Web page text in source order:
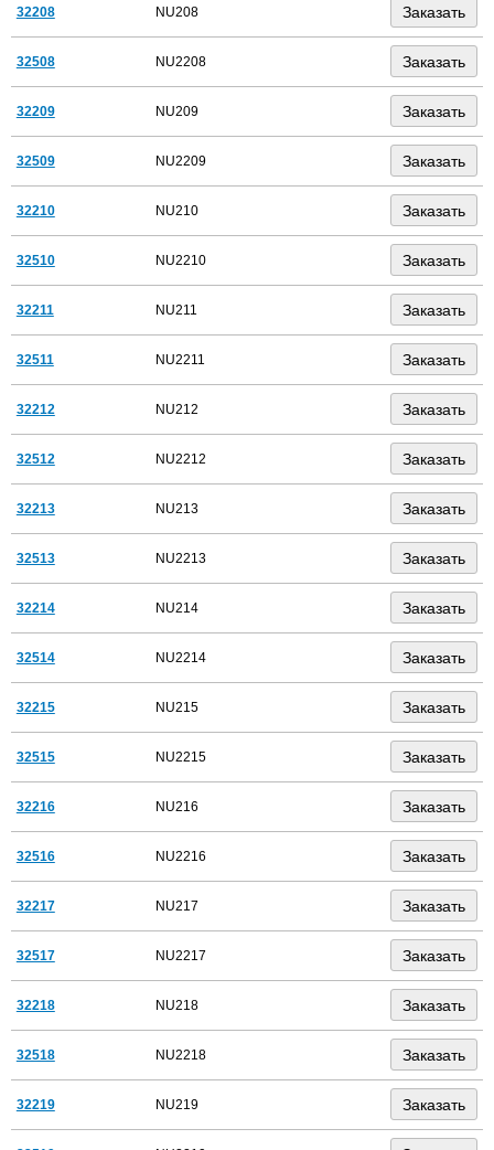
32208 NU208
32508 NU2208
32209 NU209
32509 NU2209
32210 NU210
32510 NU2210
32211 NU211
32511 NU2211
32212 NU212
32512 NU2212
32213 NU213
32513 NU2213
32214 NU214
32514 NU2214
32215 NU215
32515 NU2215
32216 NU216
32516 NU2216
32217 NU217
32517 NU2217
32218 NU218
32518 NU2218
32219 NU219